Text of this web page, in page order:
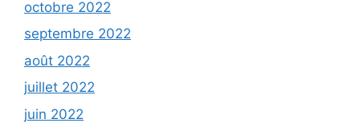
octobre 2022
septembre 2022
août 2022
juillet 2022
juin 2022